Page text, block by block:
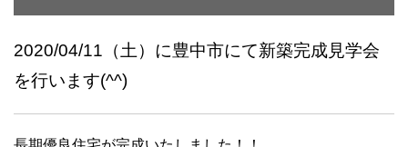
2020/04/11（土）に豊中市にて新築完成見学会
を行います(^^)